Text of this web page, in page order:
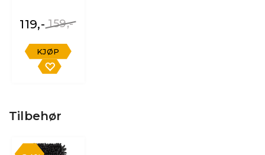
159,-
119,-
KJØP
Tilbehør